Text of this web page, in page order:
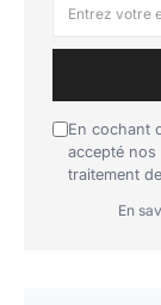
En cochant
accepté nos
traitement
En